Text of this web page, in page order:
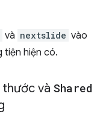
và nextslide vào
tiện hiện có.
và Shared